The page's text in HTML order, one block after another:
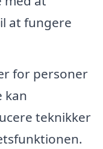
at fungere
for personer
kan
teknikker